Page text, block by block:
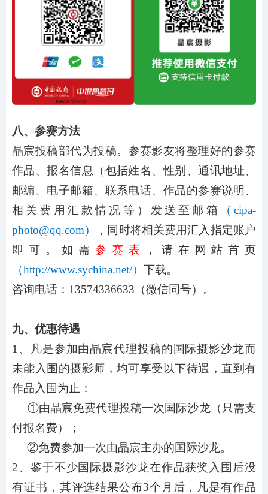
八、参赛方法
晶宸投稿部代为投稿。参赛影友将整理好的参赛
作品、报名信息（包括姓名、性别、通讯地址、
邮编、电子邮箱、联系电话、作品的参赛说明、
相关费用汇款情况等）发送至邮箱
（ cipa-
photo@qq.com）
，同时将相关费用汇入指定账户
即可。如需 参赛表
，请在网站首页
（http://www.sychina.net/） 下载。
咨询电话： 13574336633（微信同号）。
九、优惠待遇
1、凡是参加由晶宸代理投稿的国际摄影沙龙而
未能入围的摄影师，均可享受以下待遇，直到有
作品入围为止：
①由晶宸免费代理投稿一次国际沙龙（只需支
付报名费）；
②免费参加一次由晶宸主办的国际沙龙。
2、鉴于不少国际摄影沙龙在作品获奖入围后没
有证书，其评选结果公布3个月后，凡是有作品